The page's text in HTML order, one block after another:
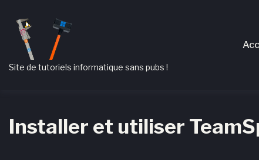
navigation
contenu
deSite de tutoriels informatique sans pubs !
Installer et utiliser